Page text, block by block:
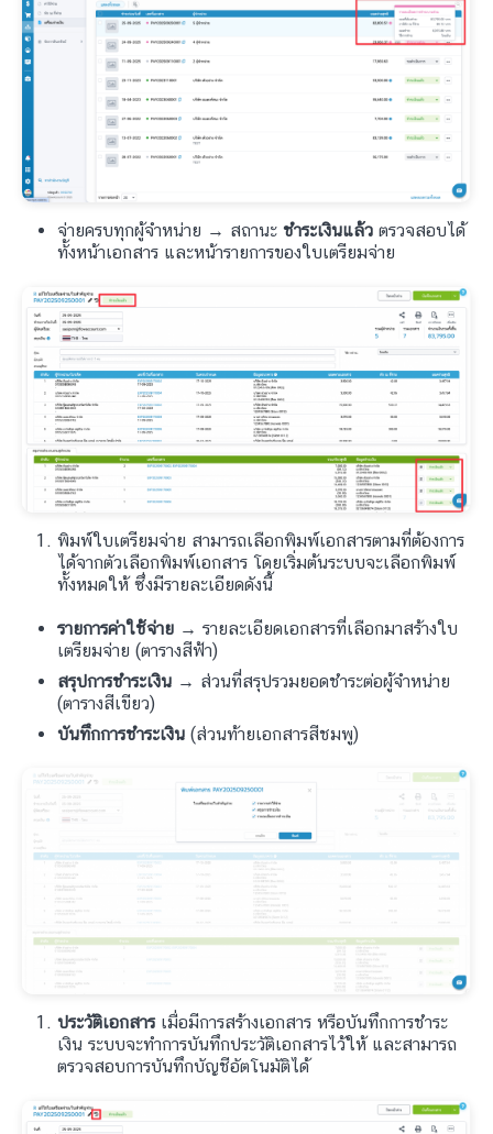
จ่ายครบทุกผู้จำหน่าย → สถานะ ชำระเงินแล้ว ตรวจสอบได้
ทั้งหน้าเอกสาร และหน้ารายการของใบเตรียมจ่าย
พิมพ์ใบเตรียมจ่าย สามารถเลือกพิมพ์เอกสารตามที่ต้องการ
ได้จากตัวเลือกพิมพ์เอกสาร โดยเริ่มต้นระบบจะเลือกพิมพ์
ทั้งหมดให้ ซึ่งมีรายละเอียดดังนี้
รายการค่าใช้จ่าย → รายละเอียดเอกสารที่เลือกมาสร้างใบ
เตรียมจ่าย (ตารางสีฟ้า)
สรุปการชำระเงิน → ส่วนที่สรุปรวมยอดชำระต่อผู้จำหน่าย
(ตารางสีเขียว)
บันทึกการชำระเงิน (ส่วนท้ายเอกสารสีชมพู)
ประวัติเอกสารเมื่อมีการสร้างเอกสาร หรือบันทึกการชำระ
เงิน ระบบจะทำการบันทึกประวัติเอกสารไว้ให้ และสามารถ
ตรวจสอบการบันทึกบัญชีอัตโนมัติได้